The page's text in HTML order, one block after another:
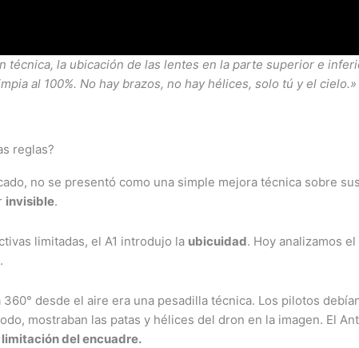
técnica, la ubicación de las lentes en la parte superior e
al 100%. No hay brazos, no hay hélices, solo tú y el cielo.»
reglas?
no se presentó como una simple mejora técnica sobre
invisible.
limitadas, el A1 introdujo la ubicuidad. Hoy analizamos
desde el aire era una pesadilla técnica. Los pilotos
mostraban las patas y hélices del dron en la imagen. El
limitación del encuadre.